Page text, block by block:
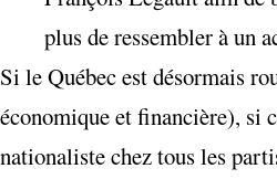
plus de ressembler à un
Si le Québec est désormais
économique et financière), si
nationaliste chez tous les